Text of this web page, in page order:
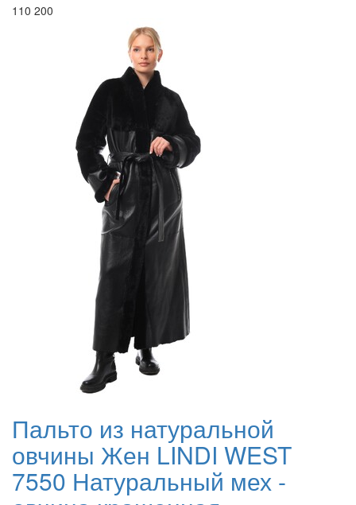
110 200
Пальто из натуральной
овчины Жен LINDI WEST
7550 Натуральный мех -